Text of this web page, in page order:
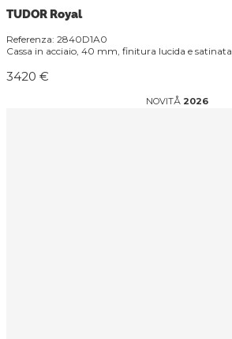
TUDOR Royal
Referenza: 2840D1A0
Cassa in acciaio, 40 mm, finitura lucida e satinata.
3420 €
NOVITÅ 2026